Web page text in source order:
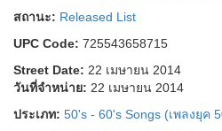
สถานะ: Released List
UPC Code: 725543658715
Street Date: 22 เมษายน 2014
วันที่จำหน่าย: 22 เมษายน 2014
ประเภท: 50's - 60's Songs (เพลงยุค